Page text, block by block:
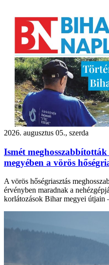
2026. augusztus 05., szerda
Ismét
megyében a vörös
A vörös hőségriasztás
érvényben maradnak a
korlátozások Bihar megyei útjain